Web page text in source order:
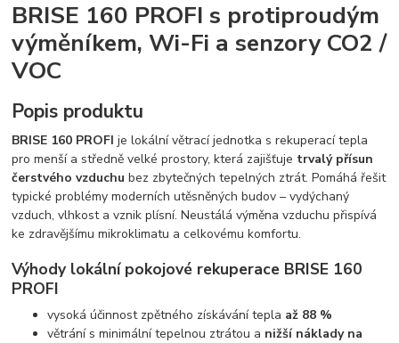
BRISE 160 PROFI s protiproudým
výměníkem, Wi-Fi a senzory CO2 /
VOC
Popis produktu
BRISE 160 PROFI je lokální větrací jednotka s rekuperací tepla
pro menší a středně velké prostory, která zajišťuje trvalý přísun
čerstvého vzduchu bez zbytečných tepelných ztrát. Pomáhá řešit
typické problémy moderních utěsněných budov – vydýchaný
vzduch, vlhkost a vznik plísní. Neustálá výměna vzduchu přispívá
ke zdravějšímu mikroklimatu a celkovému komfortu.
Výhody lokální pokojové rekuperace BRISE 160
PROFI
vysoká účinnost zpětného získávání tepla až 88 %
větrání s minimální tepelnou ztrátou a nižší náklady na